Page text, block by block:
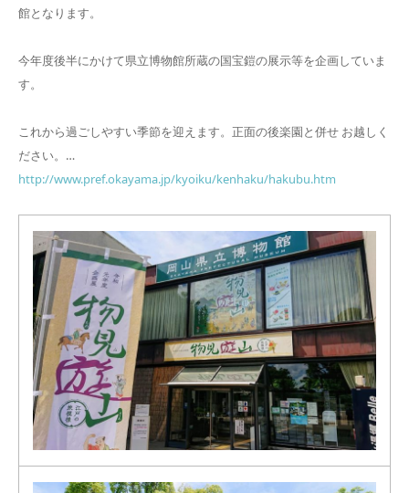
館となります。
今年度後半にかけて県立博物館所蔵の国宝鎧の展示等を企画していま
す。
これから過ごしやすい季節を迎えます。正面の後楽園と併せ お越しく
ださい。 …
http://www.pref.okayama.jp/kyoiku/kenhaku/hakubu.htm